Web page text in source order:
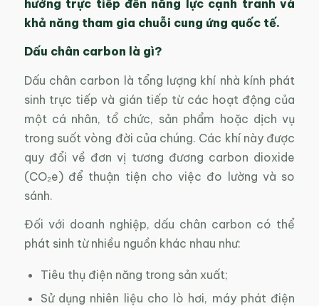
hưởng trực tiếp đến năng lực cạnh tranh và
khả năng tham gia chuỗi cung ứng quốc tế.
Dấu chân carbon là gì?
Dấu chân carbon là tổng lượng khí nhà kính phát
sinh trực tiếp và gián tiếp từ các hoạt động của
một cá nhân, tổ chức, sản phẩm hoặc dịch vụ
trong suốt vòng đời của chúng. Các khí này được
quy đổi về đơn vị tương đương carbon dioxide
(CO₂e) để thuận tiện cho việc đo lường và so
sánh.
Đối với doanh nghiệp, dấu chân carbon có thể
phát sinh từ nhiều nguồn khác nhau như:
Tiêu thụ điện năng trong sản xuất;
Sử dụng nhiên liệu cho lò hơi, máy phát điện